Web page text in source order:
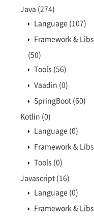
Java (274)
Language (107)
Framework & Libs
(50)
Tools (56)
Vaadin (0)
SpringBoot (60)
Kotlin (0)
Language (0)
Framework & Libs
Tools (0)
Javascript (16)
Language (0)
Framework & Libs